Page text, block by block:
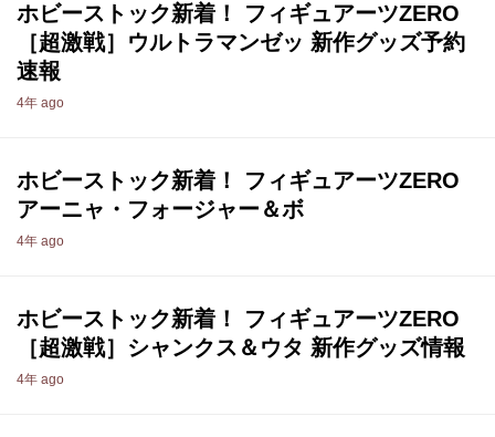
ホビーストック新着！ フィギュアーツZERO
［超激戦］ウルトラマンゼッ 新作グッズ予約
速報
4年 ago
ホビーストック新着！ フィギュアーツZERO
アーニャ・フォージャー＆ボ
4年 ago
ホビーストック新着！ フィギュアーツZERO
［超激戦］シャンクス＆ウタ 新作グッズ情報
4年 ago